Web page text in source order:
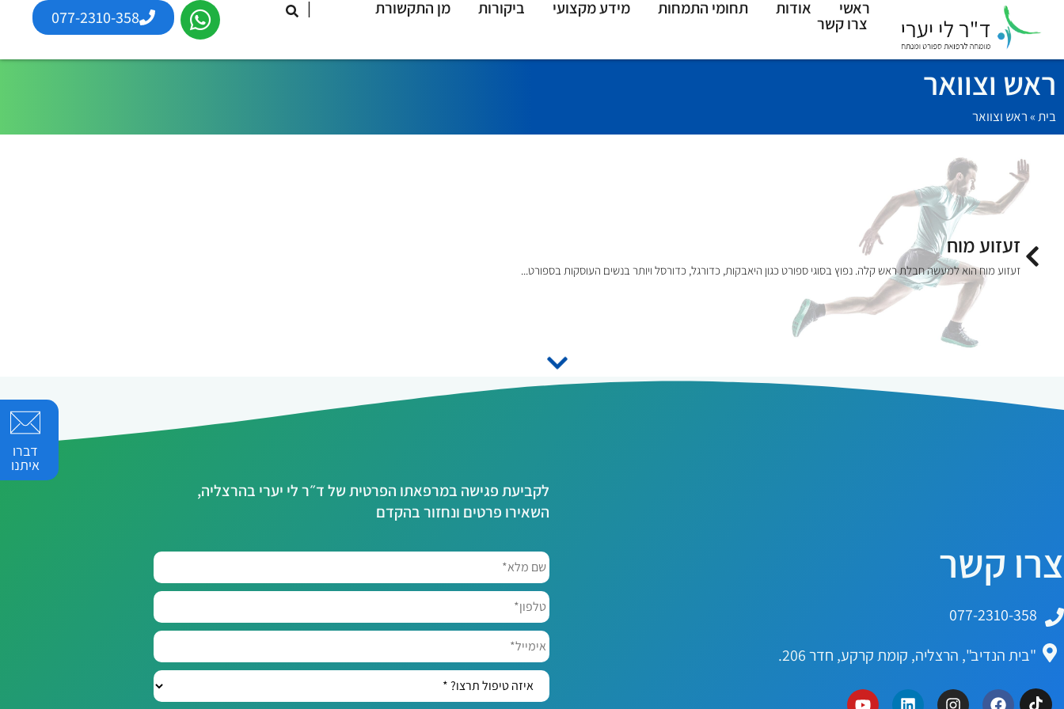
ראשי אודות תחומי התמחות מידע מקצועי ביקורות מן התקשורת
צרו קשר
|
077-2310-358
ראש וצוואר
בית»ראש וצוואר
זעזוע מוח
זעזוע מוח הוא למעשה חבלת ראש קלה. נפוץ בסוגי ספורט כגון היאבקות, כדורגל, כדורסל ויותר בנשים העוסקות בספורט...
צרו קשר
077-2310-358
"בית הנדיב", הרצליה, קומת קרקע, חדר 206.
לקביעת פגישה במרפאתו הפרטית של ד״ר לי יערי בהרצליה,
השאירו פרטים ונחזור בהקדם
שם
מלא* *
טלפון*
אימייל*
איזה
טיפול
דברו
איתנו